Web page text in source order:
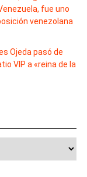
fue uno
venezolana
Ojeda pasó de
VIP a «reina de la